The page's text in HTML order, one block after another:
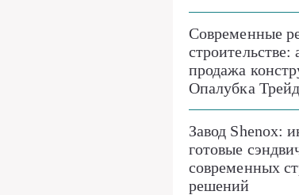
Современные
продажа
Опалубка Трейд
Завод Shenox:
готовые
современных
решений